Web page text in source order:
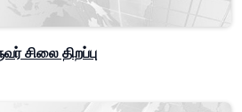
சிலை திறப்பு